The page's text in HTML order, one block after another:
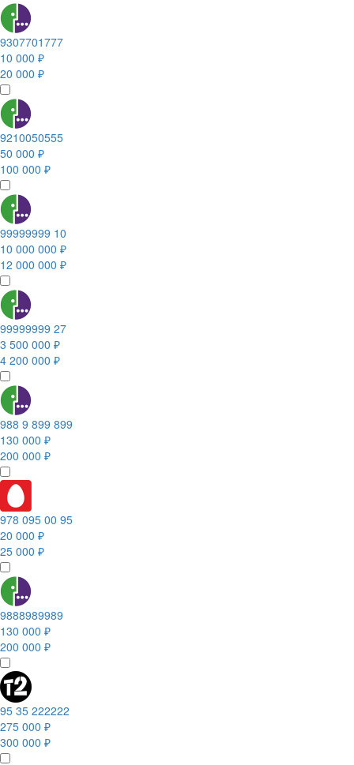
9307701777
10 000 ₽
20 000 ₽
9210050555
50 000 ₽
100 000 ₽
99999999 10
10 000 000 ₽
12 000 000 ₽
99999999 27
3 500 000 ₽
4 200 000 ₽
988 9 899 899
130 000 ₽
200 000 ₽
978 095 00 95
20 000 ₽
25 000 ₽
9888989989
130 000 ₽
200 000 ₽
95 35 222222
275 000 ₽
300 000 ₽